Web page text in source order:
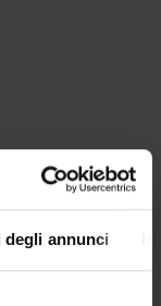
degli annunci